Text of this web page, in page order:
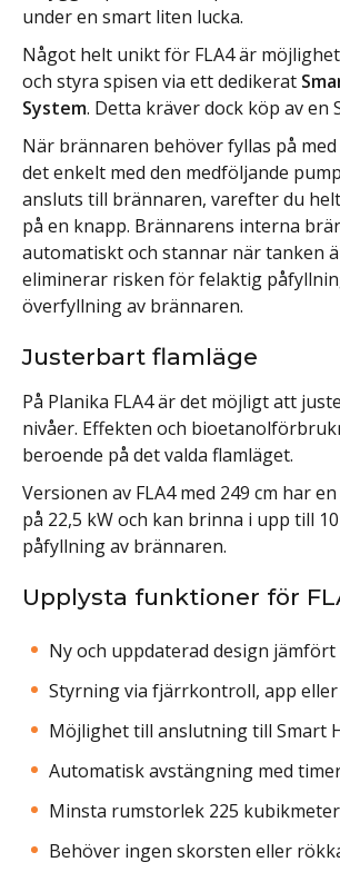
under en smart liten lucka.
Något helt unikt för FLA4 är
och styra spisen via ett dedikerat
System. Detta kräver dock köp av en
När brännaren behöver fyllas på
det enkelt med den medföljande
ansluts till brännaren, varefter du
på en knapp. Brännarens interna
automatiskt och stannar när tanken
eliminerar risken för felaktig
överfyllning av brännaren.
Justerbart flamläge
På Planika FLA4 är det möjligt att
nivåer. Effekten och
beroende på det valda flamläget.
Versionen av FLA4 med 249 cm har
på 22,5 kW och kan brinna i upp till
påfyllning av brännaren.
Upplysta funktioner för
Ny och uppdaterad design jämfört
Styrning via fjärrkontroll, app
Möjlighet till anslutning till Smart
Automatisk avstängning med
Minsta rumstorlek 225
Behöver ingen skorsten eller